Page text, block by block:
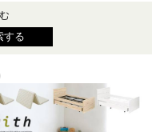
大人用ベッド